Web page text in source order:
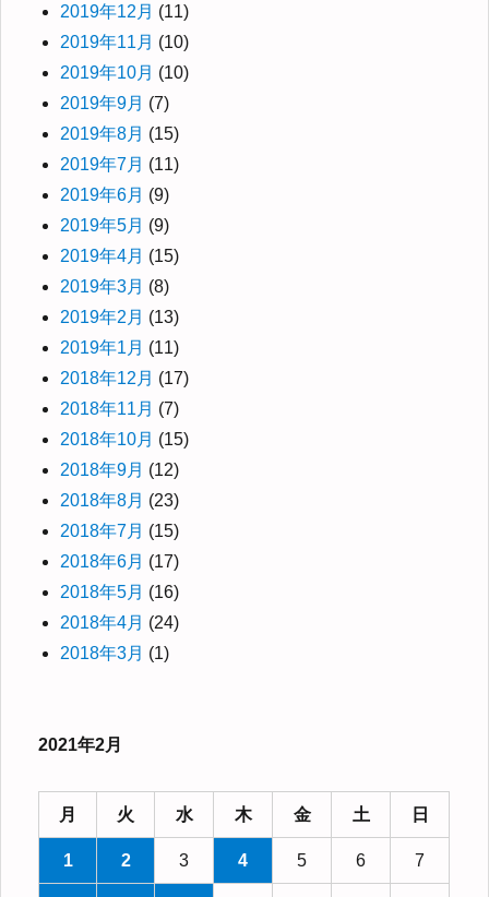
2019年12月 (11)
2019年11月 (10)
2019年10月 (10)
2019年9月 (7)
2019年8月 (15)
2019年7月 (11)
2019年6月 (9)
2019年5月 (9)
2019年4月 (15)
2019年3月 (8)
2019年2月 (13)
2019年1月 (11)
2018年12月 (17)
2018年11月 (7)
2018年10月 (15)
2018年9月 (12)
2018年8月 (23)
2018年7月 (15)
2018年6月 (17)
2018年5月 (16)
2018年4月 (24)
2018年3月 (1)
2021年2月
月 火 水 木 金 土 日
1 2 3 4 5 6 7